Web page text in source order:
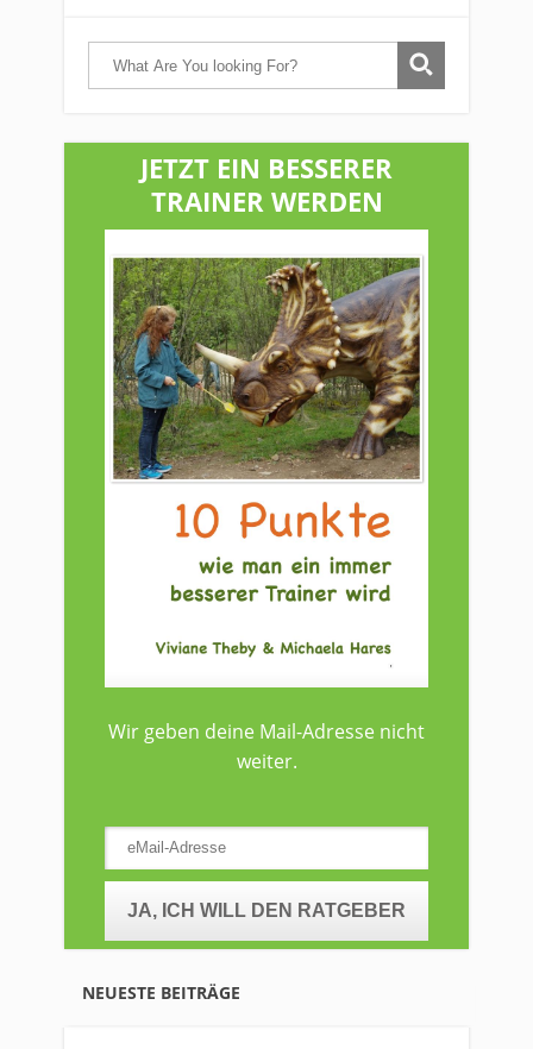
JETZT EIN BESSERER
TRAINER WERDEN
Wir geben deine Mail-Adresse nicht
weiter.
NEUESTE BEITRÄGE